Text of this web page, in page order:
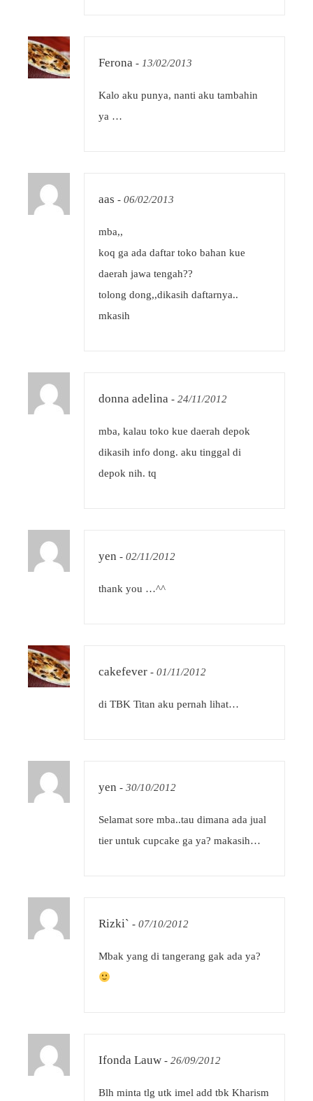
Ferona - 13/02/2013
Kalo aku punya, nanti aku tambahin
ya …
aas - 06/02/2013
mba,,
koq ga ada daftar toko bahan kue
daerah jawa tengah??
tolong dong,,dikasih daftarnya..
mkasih
donna adelina - 24/11/2012
mba, kalau toko kue daerah depok
dikasih info dong. aku tinggal di
depok nih. tq
yen - 02/11/2012
thank you …^^
cakefever - 01/11/2012
di TBK Titan aku pernah lihat…
yen - 30/10/2012
Selamat sore mba..tau dimana ada jual
tier untuk cupcake ga ya? makasih…
Rizki` - 07/10/2012
Mbak yang di tangerang gak ada ya?
Ifonda Lauw - 26/09/2012
Blh minta tlg utk imel add tbk Kharism